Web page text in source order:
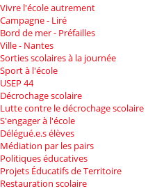
Vivre l'école autrement
Campagne - Liré
Bord de mer - Préfailles
Ville - Nantes
Sorties scolaires à la journée
Sport à l'école
USEP 44
Décrochage scolaire
Lutte contre le décrochage scolaire
S'engager à l'école
Délégué.e.s élèves
Médiation par les pairs
Politiques éducatives
Projets Éducatifs de Territoire
Restauration scolaire